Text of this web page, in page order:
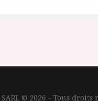
SARL © 2026 - Tous droits